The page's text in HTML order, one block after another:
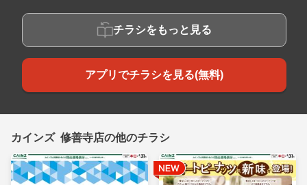
チラシをもっと見る
アプリでチラシを見る(無料)
カインズ 修善寺店の他のチラシ